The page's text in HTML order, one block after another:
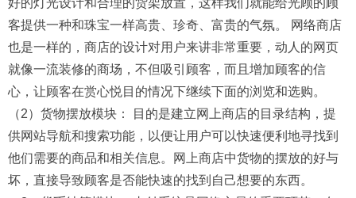
好的灯光设计和合理的货架放置，这样我们就能给光顾的顾
客提供一种和珠宝一样高贵、珍奇、富贵的气氛。 网络商店
也是一样的，商店的设计对用户来讲非常重要，动人的网页
就像一流装修的商场，不但吸引顾客，而且增加顾客的信
心，让顾客在赏心悦目的情况下继续下面的浏览和选购。
（2）货物摆放模块： 目的是建立网上商店的目录结构，提
供网站导航和搜索功能，以便让用户可以快速便利地寻找到
他们需要的商品和相关信息。网上商店中货物的摆放的好与
坏，直接导致顾客是否能快速的找到自己想要的东西。